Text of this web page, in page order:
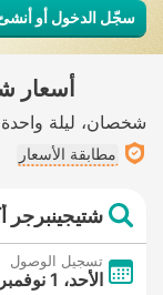
سجّل الدخول أو
أسعار
شخصان ليلة واحدة
مطابقة الأسعار
شتيجينبرجر
تسجيل الوصول
الأحد، 1 نوفمبر